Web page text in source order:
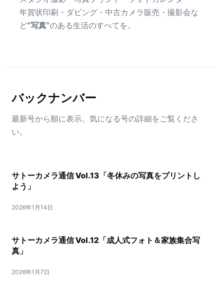
年賀状印刷・ダビング・中古カメラ販売・撮影会な
ど“写真”のある生活のすべてを。
バックナンバー
最新号から順に表示。気になる号の詳細をご覧くださ
い。
サトーカメラ通信 Vol.13「冬休みの写真をプリントし
よう」
2026年1月14日
サトーカメラ通信 Vol.12「成人式フォト＆家族集合写
真」
2026年1月7日